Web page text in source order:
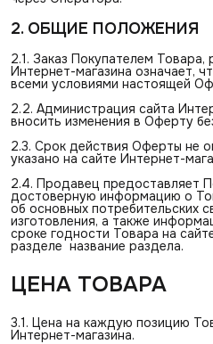
2. ОБЩИЕ ПОЛОЖЕНИЯ
2.1. Заказ Покупателем
Интернет-магазина означает,
всеми условиями настоящей
2.2. Администрация сайта
вносить изменения в Оферту
2.3. Срок действия Оферты не
указано на сайте Интернет-
2.4. Продавец предоставляет
достоверную информацию о
об основных потребительских
изготовления, а также
сроке годности Товара на
разделе название раздела.
ЦЕНА ТОВАРА
3.1. Цена на каждую позицию
Интернет-магазина.